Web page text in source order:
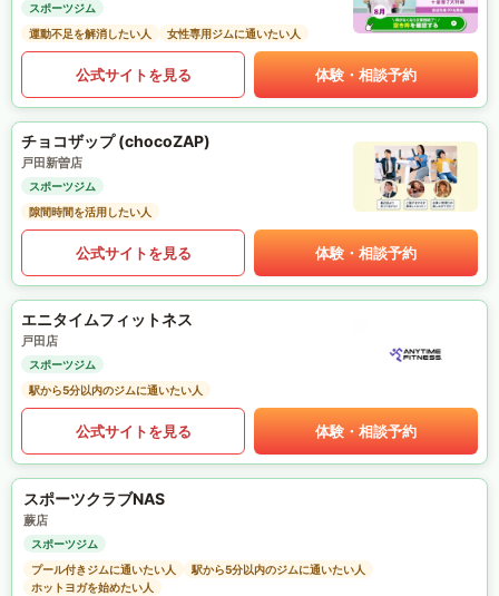
スポーツジム
運動不足を解消したい人
女性専用ジムに通いたい人
公式サイトを見る 体験・相談予約
チョコザップ (chocoZAP)
戸田新曽店
スポーツジム
隙間時間を活用したい人
公式サイトを見る 体験・相談予約
エニタイムフィットネス
戸田店
スポーツジム
駅から5分以内のジムに通いたい人
公式サイトを見る 体験・相談予約
スポーツクラブNAS
蕨店
スポーツジム
プール付きジムに通いたい人
駅から5分以内のジムに通いたい人
ホットヨガを始めたい人